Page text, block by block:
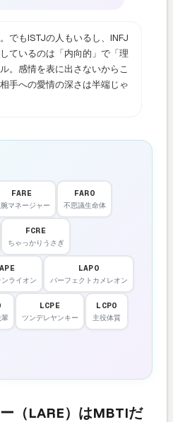
でもISTJの人もいるし、INFJ
ているのは「内向的」で「理
。感情を表に出さないからこ
手への愛情の深さは半端じゃ
FARE
マネージャー
FARO
不思議生命体
FCRE
ちゃっかりうさぎ
ライオン
LAPO
パーフェクトカメレオン
LCPE
ツンデレヤンキー
LCPO
主役体質
（LARE）はMBTIだ